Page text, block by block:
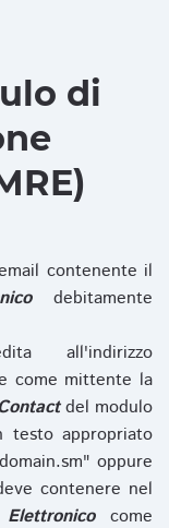
di
contenente il
debitamente
all'indirizzo
come mittente la
del modulo
testo appropriato
oppure
contenere nel
come